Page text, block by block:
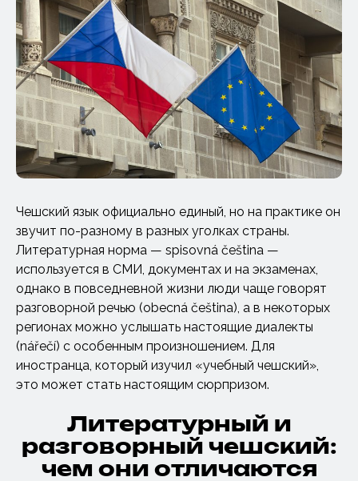
Чешский язык официально единый, но на практике он
звучит по-разному в разных уголках страны.
Литературная норма — spisovná čeština —
используется в СМИ, документах и на экзаменах,
однако в повседневной жизни люди чаще говорят
разговорной речью (obecná čeština), а в некоторых
регионах можно услышать настоящие диалекты
(nářečí) с особенным произношением. Для
иностранца, который изучил «учебный чешский»,
это может стать настоящим сюрпризом.
Литературный и
разговорный чешский:
чем они отличаются